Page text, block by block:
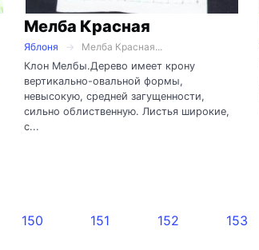
Мелба Красная
Яблоня
Мелба Красная...
Клон Мелбы.Дерево имеет крону
вертикально-овальной формы,
невысокую, средней загущенности,
сильно облиственную. Листья широкие,
с...
150 151 152 153